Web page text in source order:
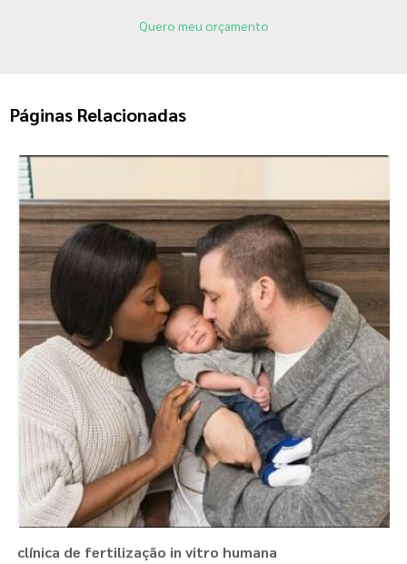
Quero meu orçamento
Páginas Relacionadas
clínica de fertilização in vitro humana